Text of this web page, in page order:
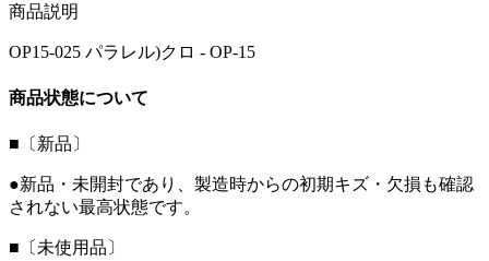
商品説明
OP15-025 パラレル)クロ - OP-15
商品状態について
■〔新品〕
●新品・未開封であり、製造時からの初期キズ・欠損も確認
されない最高状態です。
■〔未使用品〕